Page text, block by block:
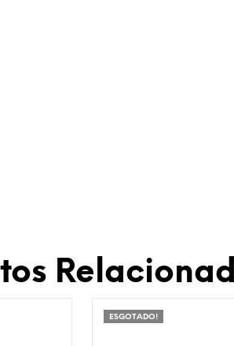
ESGOTADO!